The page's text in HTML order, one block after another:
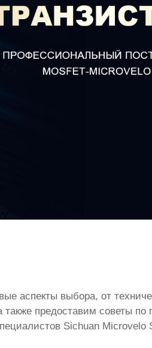
аспекты выбора, от
предоставим советы по
Sichuan Microvelo